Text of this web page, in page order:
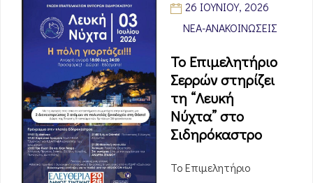
26 ΙΟΥΝΊΟΥ, 2026
ΝΈΑ-ΑΝΑΚΟΙΝΏΣΕΙΣ
Το Επιμελητήριο
Σερρών στηρίζει
τη “Λευκή
Νύχτα” στο
Σιδηρόκαστρο
Το Επιμελητήριο